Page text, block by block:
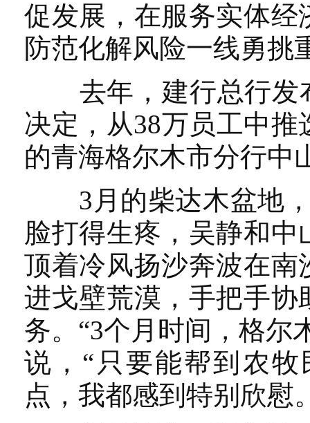
促发展，在服务实体
防范化解风险一线勇挑
去年，建行总行发
决定，从38万员工中
的青海格尔木市分行中
3月的柴达木盆地，
脸打得生疼，吴静和
顶着冷风扬沙奔波在
进戈壁荒漠，手把手
务。“3个月时间，格尔
说，“只要能帮到农
点，我都感到特别欣慰